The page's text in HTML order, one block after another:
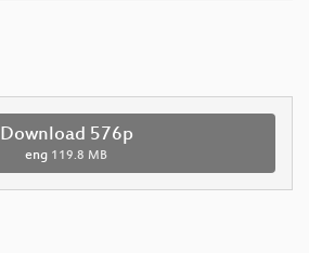
Download 576p
eng 119.8 MB